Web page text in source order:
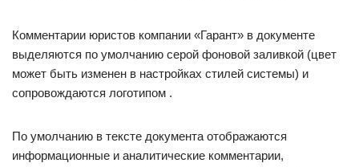
Комментарии юристов компании «Гарант» в документе
выделяются по умолчанию серой фоновой заливкой (цвет
может быть изменен в настройках стилей системы) и
сопровождаются логотипом .
По умолчанию в тексте документа отображаются
информационные и аналитические комментарии,